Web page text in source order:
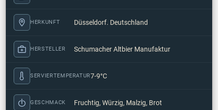
HERKUNFT Düsseldorf. Deutschland
HERSTELLER Schumacher Altbier Manufaktur
SERVIERTEMPERATUR7-9°C
GESCHMACK Fruchtig, Würzig, Malzig, Brot